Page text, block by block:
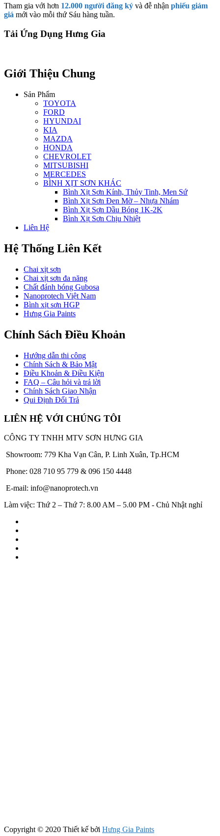
Tham gia với hơn 12.000 người đăng ký và đễ nhận phiếu giảm
giá mới vào mỗi thứ Sáu hàng tuần.
Tải Ứng Dụng Hưng Gia
Giới Thiệu Chung
Sản Phẩm
TOYOTA
FORD
HYUNDAI
KIA
MAZDA
HONDA
CHEVROLET
MITSUBISHI
MERCEDES
BÌNH XỊT SƠN KHÁC
Bình Xịt Sơn Kính, Thủy Tinh, Men Sứ
Bình Xịt Sơn Đen Mờ – Nhựa Nhám
Bình Xịt Sơn Dầu Bóng 1K-2K
Bình Xịt Sơn Chịu Nhiệt
Liên Hệ
Hệ Thống Liên Kết
Chai xịt sơn
Chai xịt sơn đa năng
Chất đánh bóng Gubosa
Nanoprotech Việt Nam
Bình xịt sơn HGP
Hưng Gia Paints
Chính Sách Điều Khoản
Hướng dẫn thi công
Chính Sách & Bảo Mật
Điều Khoản & Điều Kiện
FAQ – Câu hỏi và trả lời
Chính Sách Giao Nhận
Qui Định Đổi Trả
LIÊN HỆ VỚI CHÚNG TÔI
CÔNG TY TNHH MTV SƠN HƯNG GIA
Showroom: 779 Kha Vạn Cân, P. Linh Xuân, Tp.HCM
Phone: 028 710 95 779 & 096 150 4448
E-mail: info@nanoprotech.vn
Làm việc: Thứ 2 – Thứ 7: 8.00 AM – 5.00 PM - Chủ Nhật nghỉ
Copyright © 2020 Thiết kế bởi Hưng Gia Paints